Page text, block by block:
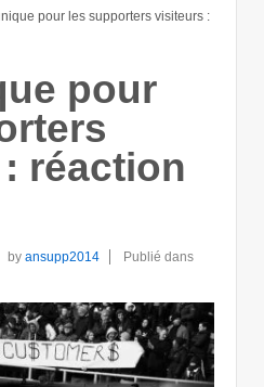
pour les supporters visiteurs :
pour
réaction
by ansupp2014
Publié dans